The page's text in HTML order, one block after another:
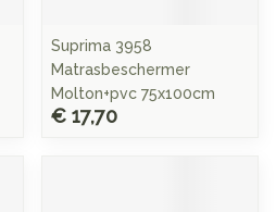
Suprima 3958
Matrasbeschermer
Molton+pvc 75x100cm
€ 17,70